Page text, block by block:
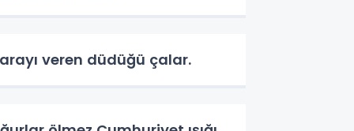
veren düdüğü çalar.